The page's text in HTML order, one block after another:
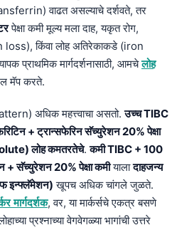
वाढत असल्याचे दर्शवते, तर
पेक्षा कमी मूल्य मला दाह, यकृत रोग,
loss), किंवा लोह अतिरेकाकडे (iron
प्राथमिक मार्गदर्शनासाठी, आमचेलोह
मॅप करते.
अधिक महत्त्वाचा असतो.उच्च TIBC
+ ट्रान्सफेरिन सॅच्युरेशन 20% पेक्षा
लोह कमतरतेचे.कमी TIBC + 100
+ सॅच्युरेशन 20% पेक्षा कमीयालादाहजन्य
इन्फ्लॅमेशन) खूपच अधिक चांगले जुळते.
मार्गदर्शक, वर, या मार्कर्सचे एकत्र बसणे
प्रश्नाच्या वेगवेगळ्या भागांची उत्तरे